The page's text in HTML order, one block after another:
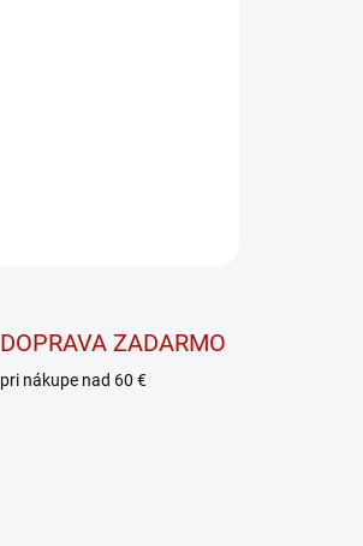
DOPRAVA ZADARMO
pri nákupe nad 60 €